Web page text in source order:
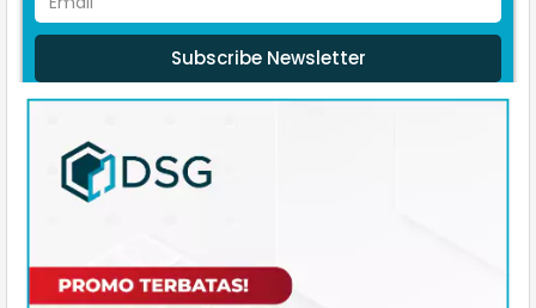
Subscribe Newsletter